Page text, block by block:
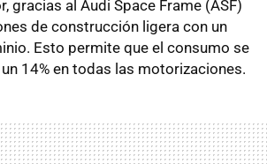
gracias al Audi Space Frame (ASF)
de construcción ligera con un
Esto permite que el consumo se
14% en todas las motorizaciones.